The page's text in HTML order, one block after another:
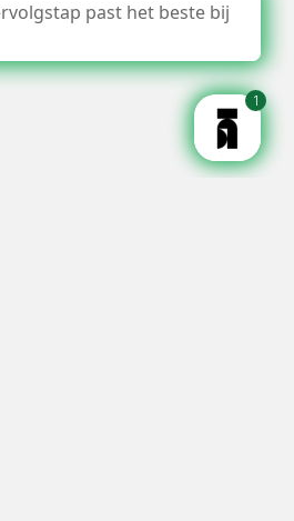
past het beste bij
1